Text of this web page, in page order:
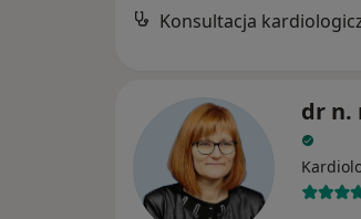
Konsultacja
dr n.